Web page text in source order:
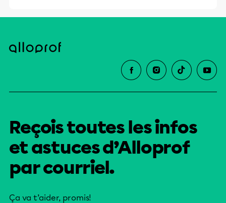
Reçois toutes les infos
et astuces d’Alloprof
par courriel.
Ça va t’aider, promis!